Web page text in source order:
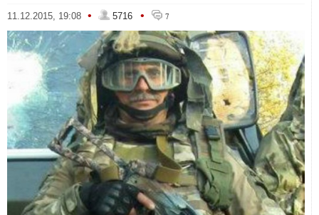
11.12.2015, 19:08 • 5716 • 7